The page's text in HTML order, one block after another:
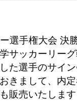
選手権大会 決
サッカーリー
た選手のサイ
きまして、内
販売いたしま